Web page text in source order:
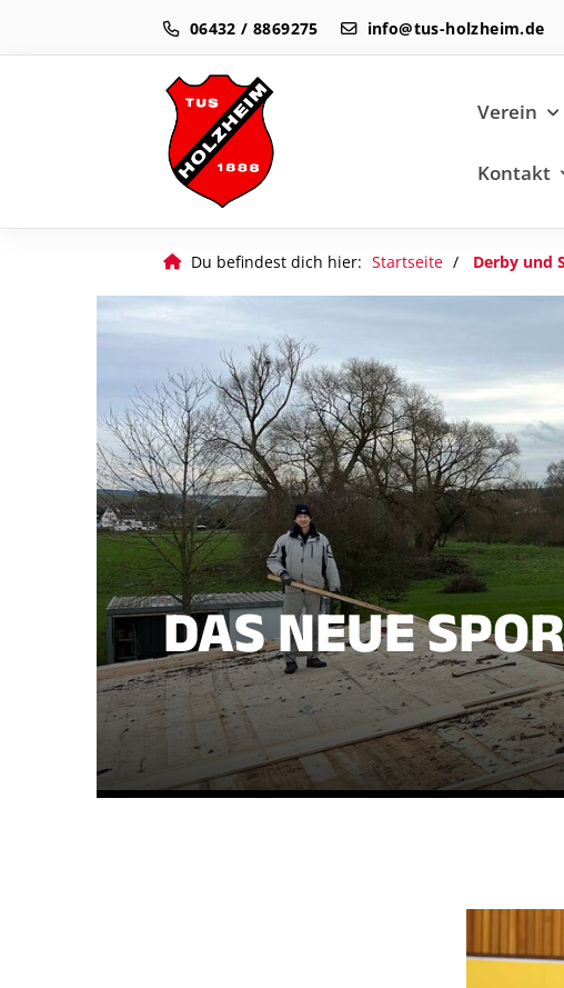
06432 / 8869275 info@tus-holzheim.de
Verein
Kontakt
Du befindest dich hier: Startseite Derby und
DAS NEUE
Geschäftsstelle